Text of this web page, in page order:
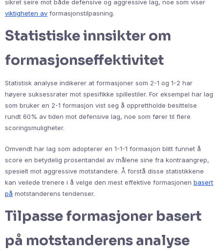
sikret seire mot både defensive og aggressive lag, noe som viser
viktigheten av formasjonstilpasning.
Statistiske innsikter om
formasjonseffektivitet
Statistisk analyse indikerer at formasjoner som 2-1 og 1-2 har
høyere suksessrater mot spesifikke spillestiler. For eksempel har lag
som bruker en 2-1 formasjon vist seg å opprettholde besittelse
rundt 60% av tiden mot defensive lag, noe som fører til flere
scoringsmuligheter.
Omvendt har lag som adopterer en 1-1-1 formasjon blitt funnet å
score en betydelig prosentandel av målene sine fra kontraangrep,
spesielt mot aggressive motstandere. Å forstå disse statistikkene
kan veilede trenere i å velge den mest effektive formasjonen basert
på motstanderens tendenser.
Tilpasse formasjoner basert
på motstanderens analyse